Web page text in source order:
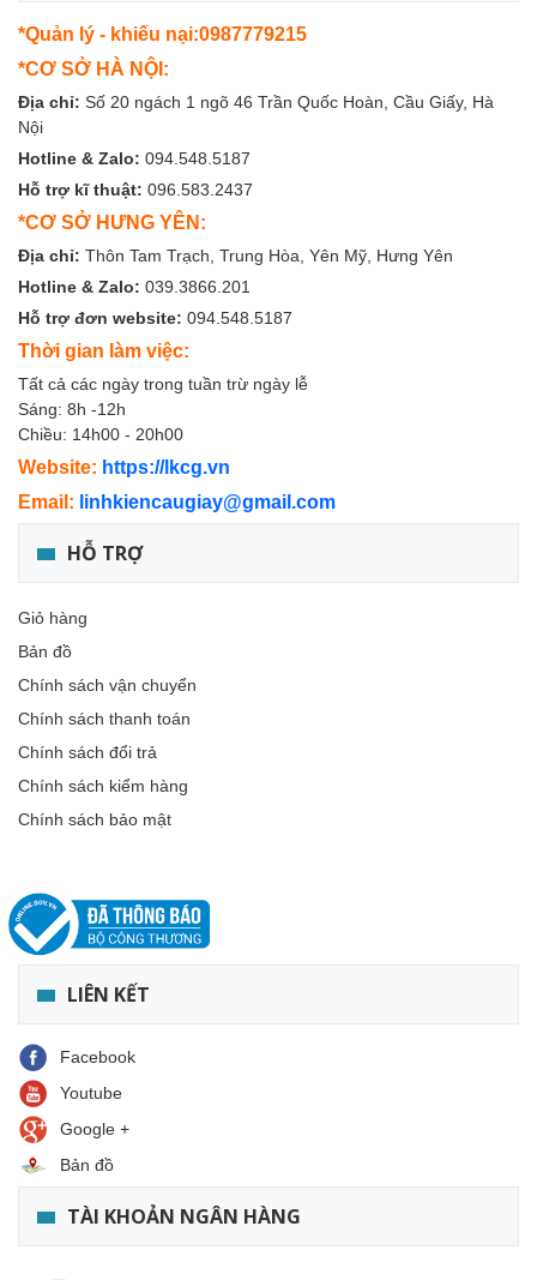
*Quản lý - khiếu nại:0987779215
*CƠ SỞ HÀ NỘI:
Địa chỉ: Số 20 ngách 1 ngõ 46 Trần Quốc Hoàn, Cầu Giấy, Hà
Nội
Hotline & Zalo: 094.548.5187
Hỗ trợ kĩ thuật: 096.583.2437
*CƠ SỞ HƯNG YÊN:
Địa chỉ: Thôn Tam Trạch, Trung Hòa, Yên Mỹ, Hưng Yên
Hotline & Zalo: 039.3866.201
Hỗ trợ đơn website: 094.548.5187
Thời gian làm việc:
Tất cả các ngày trong tuần trừ ngày lễ
Sáng: 8h -12h
Chiều: 14h00 - 20h00
Website: https://lkcg.vn
Email: linhkiencaugiay@gmail.com
HỖ TRỢ
Giỏ hàng
Bản đồ
Chính sách vận chuyển
Chính sách thanh toán
Chính sách đổi trả
Chính sách kiểm hàng
Chính sách bảo mật
LIÊN KẾT
Facebook
Youtube
Google +
Bản đồ
TÀI KHOẢN NGÂN HÀNG